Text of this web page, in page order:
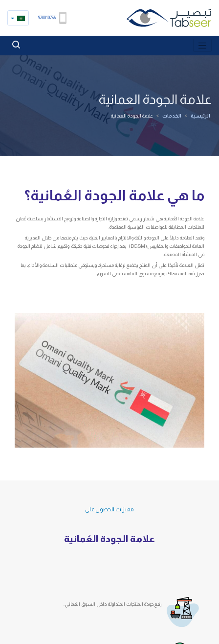
920010756
علامة الجودة العمانية
الرئيسية > الخدمات > علامة الجودة العمانية
ما هي علامة الجودة العُمانية؟
علامة الجودة العُمانية هي شعار رسمي تمنحه وزارة التجارة والصناعة وترويج الاستثمار بسلطنة عُمان
للمنتجات المطابقة للمواصفات القياسية المعتمدة.
وتعد العلامة دليلًا على الجودة والثقة والالتزام بالمعايير الفنية، حيث يتم منحها من خلال المديرية
العامة للمواصفات والمقاييس(DGSM) بعد إجراء فحوصات فنية دقيقة، وتقييم شامل لنظام الجودة
في المنشأة المصنعة.
تمثل العلامة تأكيدًا على أن المنتج يخضع لرقابة مستمرة، ويستوفي متطلبات السلامة والأداء، بما
يعزز ثقة المستهلك ويرفع مستوى التنافسية في السوق.
مميزات الحصول على
علامة الجودة العُمانية
رفع جودة المنتجات المتداولة داخل السوق العُماني.